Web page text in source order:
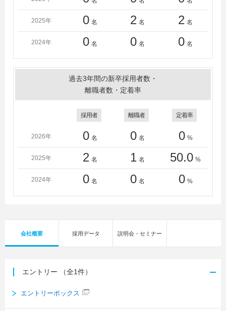
2025年 0 名 2 名 2 名
2024年 0 名 0 名 0 名
過去3年間の新卒採用者数・
離職者数・定着率
採用者 離職者 定着率
2026年 0 名 0 名 0 %
2025年 2 名 1 名 50.0 %
2024年 0 名 0 名 0 %
会社概要 採用データ 説明会・セミナー
エントリー （全1件）
エントリーボックス